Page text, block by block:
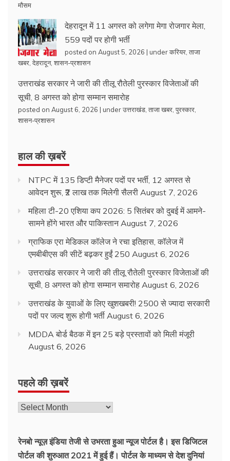
मौसम
देहरादून में 11 अगस्त को लगेगा मेगा रोजगार मेला,
559 पदों पर होगी भर्ती
posted on August 5, 2026 | underकरियर ताजा
खबर देहरादून, शासन-प्रशासन
उत्तराखंड सरकार ने जारी की तीलू रौतेली पुरस्कार विजेताओं की
सूची, 8 अगस्त को होगा सम्मान समारोह
posted on August 6, 2026 | underउत्तराखंड ताजा खबर पुरस्कार
शासन-प्रशासन
हाल की ख़बरें
NTPC में 135 डिप्टी मैनेजर पदों पर भर्ती, 12 अगस्त से
आवेदन शुरू, ₹2 लाख तक मिलेगी सैलरी August 7, 2026
महिला टी-20 एशिया कप 2026: 5 सितंबर को दुबई में आमने-
सामने होंगे भारत और पाकिस्तान August 7, 2026
ग्राफिक एरा मेडिकल कॉलेज ने रचा इतिहास, कॉलेज में
एमबीबीएस की सीटें बढ़कर हुईं 250 August 6, 2026
उत्तराखंड सरकार ने जारी की तीलू रौतेली पुरस्कार विजेताओं की
सूची, 8 अगस्त को होगा सम्मान समारोह August 6, 2026
उत्तराखंड के युवाओं के लिए खुशखबरी! 2500 से ज्यादा सरकारी
पदों पर जल्द शुरू होगी भर्ती August 6, 2026
MDDA बोर्ड बैठक में इन 25 बड़े प्रस्तावों को मिली मंजूरी
August 6, 2026
पहले की ख़बरें
रेनबो न्यूज़ इंडिया तेजी से उभरता हुआ न्‍यूज पोर्टल है। इस डिजिटल
पोर्टल की शुरुआत 2021 में हुई हैं। पोर्टल के माध्यम से देश दुनियां